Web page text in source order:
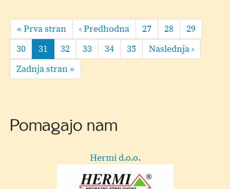
Sonce
-
Pika
pomaga
Pagination
First
page
« Prva stran
Predhodna
stran
‹ Predhodna Page
27 Page
28 Page
29
Page
30
Current
page
31 Page
32 Page
33 Page
34 Page
35
Naslednja
stran
Naslednja ›
Last
page
Zadnja stran »
Pomagajo nam
GA+ kuhinje